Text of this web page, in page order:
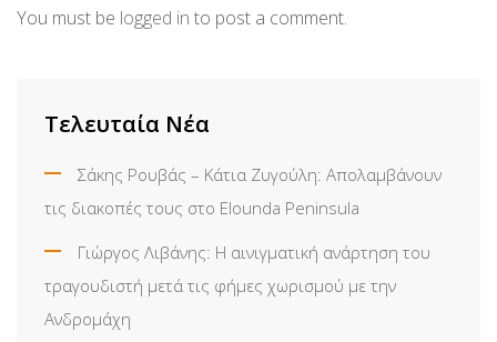
You must be logged in to post a comment.
Τελευταία Νέα
Σάκης Ρουβάς – Κάτια Ζυγούλη: Απολαμβάνουν
τις διακοπές τους στο Elounda Peninsula
Γιώργος Λιβάνης: Η αινιγματική ανάρτηση του
τραγουδιστή μετά τις φήμες χωρισμού με την
Ανδρομάχη